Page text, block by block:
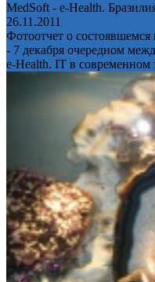
MedSoft - e-Health.
26.11.2011
Фотоотчет о
- 7 декабря очередном
e-Health. IT в современном